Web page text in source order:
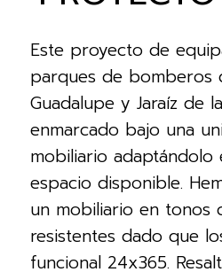
Este proyecto de
parques de bomberos
Guadalupe y Jaraíz de
enmarcado bajo una
mobiliario adaptándolo
espacio disponible.
un mobiliario en tonos
resistentes dado que
funcional 24x365.